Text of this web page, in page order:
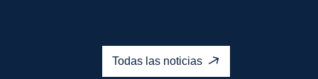
Todas las noticias